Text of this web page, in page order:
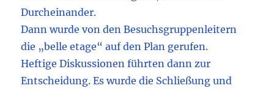
Durcheinander.
Dann wurde von den Besuchsgruppenleitern
die „belle etage“ auf den Plan gerufen.
Heftige Diskussionen führten dann zur
Entscheidung. Es wurde die Schließung und